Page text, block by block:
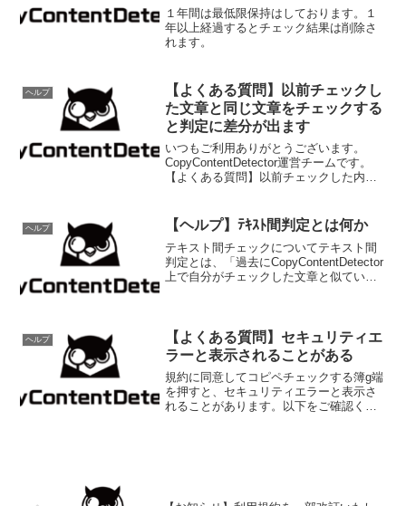
１年間は最低限保持はしております。１
年以上経過するとチェック結果は削除さ
れます。
ヘルプ
【よくある質問】以前チェックし
た文章と同じ文章をチェックする
と判定に差分が出ます
いつもご利用ありがとうございます。
CopyContentDetector運営チームです。
【よくある質問】以前チェックした内容
ック結果に差分が出ることがござます。
システム...
ヘルプ 【ヘルプ】ﾃｷｽﾄ間判定とは何か
テキスト間チェックについてテキスト間
判定とは、「過去にCopyContentDetector
上で自分がチェックした文章と似ている
ヘルプ
【よくある質問】セキュリティエ
ラーと表示されることがある
規約に同意してコピペチェックする簿g端
を押すと、セキュリティエラーと表示さ
れることがあります。以下をご確認くだ